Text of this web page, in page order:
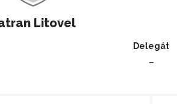
Litovel
Delegát
–